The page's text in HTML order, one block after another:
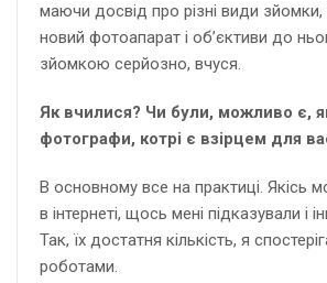
маючи досвід про різні види
новий фотоапарат і об’єктиви до
зйомкою серйозно, вчуся.
Як вчилися? Чи були, можливо є,
фотографи, котрі є взірцем для
В основному все на практиці. Якісь
в інтернеті, щось мені підказували і
Так, їх достатня кількість, я
роботами.